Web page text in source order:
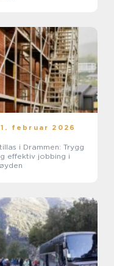
februar 2026
i Drammen: Trygg
effektiv jobbing i